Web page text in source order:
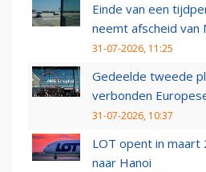
Einde van een
neemt afscheid van
31-07-2026, 11:25
Gedeelde tweede
verbonden
31-07-2026, 10:37
LOT opent in
naar Hanoi